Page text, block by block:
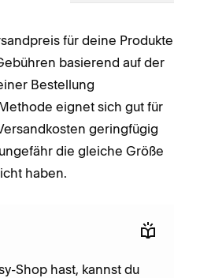
für deine Produkte
basierend auf der
Bestellung
eignet sich gut für
geringfügig
die gleiche Größe
haben.
Shop hast, kannst du